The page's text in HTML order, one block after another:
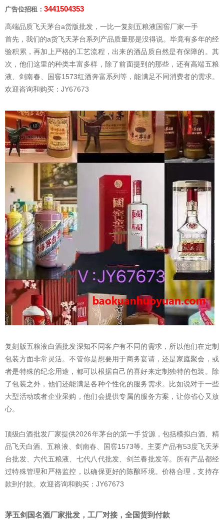
广告位招租： 3441504353
高端品质飞天茅台a货版批发，一比一复刻五粮液国窖厂家一手
首先，我们的a货飞天茅台系列产品质量那是没得说。毕竟有多年的经
验积累，再加上严格的工艺流程，出来的酒品质自然是有保障的。其
次，他们这里的种类丰富多样，除了前面提到的那些，还有高端五粮
液、剑南春、国窖1573红酒奔富系列等，能满足不同消费者的需求。
欢迎咨询和购买：JY67673
复刻版五粮液白酒批发深知不同客户有不同的需求，所以他们在定制
包装方面非常灵活。不管你是想要用于商务宴请，还是家庭聚会，或
者是特殊的纪念用途，都可以根据自己的喜好来定制独特的包装。除
了包装之外，他们还能满足各种个性化的服务需求。比如说对于一些
大型活动或者企业采购，他们会提供专属的服务方案，让你省心又放
心。
顶级白酒批发厂家提供2026年茅台的第一手货源，包括模拟白酒、精
品飞天白酒、五粮液、剑南春、国窖1573等。主要产品有53度飞天茅
台批发、六代五粮液、七代八代批发、剑兰春批发等。所有产品都经
过特殊管理和严格监控，以确保更好的陈酿环境。价格合理，支持存
款到付款。欢迎咨询和购买：JY67673
茅五剑国名酒厂家批发，工厂对接，全国货到付款